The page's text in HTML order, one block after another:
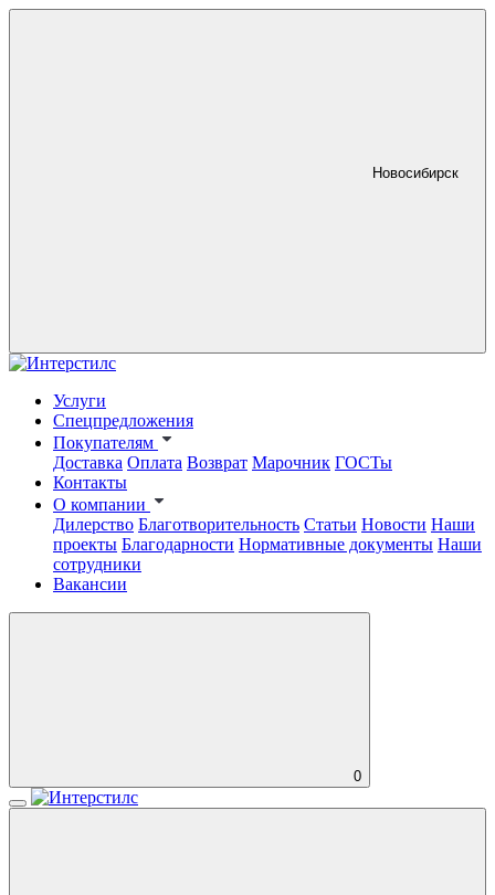
Новосибирск
Услуги
Спецпредложения
Покупателям
Доставка Оплата Возврат Марочник ГОСТы
Контакты
О компании
Дилерство Благотворительность Статьи Новости Наши
проекты Благодарности Нормативные документы Наши
сотрудники
Вакансии
0